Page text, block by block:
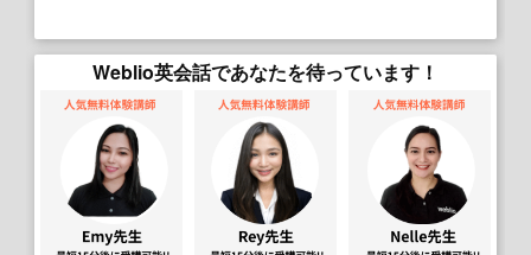
Weblio英会話であなたを待っています！